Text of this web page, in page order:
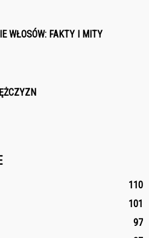
WŁOSÓW: FAKTY I MITY
110
101
97